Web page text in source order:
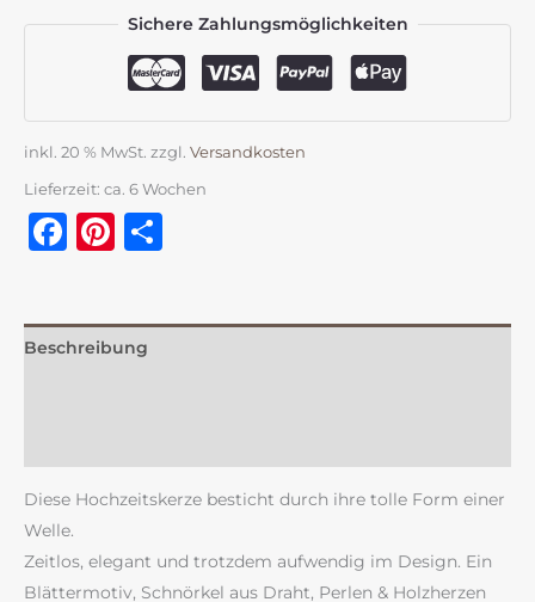
Sichere Zahlungsmöglichkeiten
inkl. 20 % MwSt. zzgl. Versandkosten
Lieferzeit: ca. 6 Wochen
Facebook
Pinterest
Beschreibung
Diese Hochzeitskerze besticht durch ihre tolle Form einer
Welle.
Zeitlos, elegant und trotzdem aufwendig im Design. Ein
Blättermotiv, Schnörkel aus Draht, Perlen & Holzherzen